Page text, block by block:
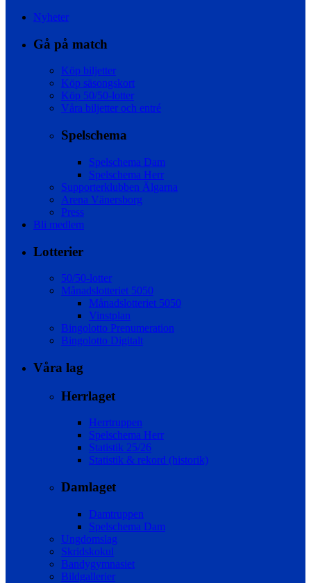
Nyheter
Gå på match
Köp biljetter
Köp säsongskort
Köp 50/50-lotter
Våra biljetter och entré
Spelschema
Spelschema Dam
Spelschema Herr
Supporterklubben Älgarna
Arena Vänersborg
Press
Bli medlem
Lotterier
50/50-lotter
Månadslotteriet 5050
Månadslotteriet 5050
Vinstplan
Bingolotto Prenumeration
Bingolotto Digitalt
Våra lag
Herrlaget
Herrtruppen
Spelschema Herr
Statistik 25/26
Statistik & rekord (historik)
Damlaget
Damtruppen
Spelschema Dam
Ungdomslag
Skridskokul
Bandygymnasiet
Bildgallerier